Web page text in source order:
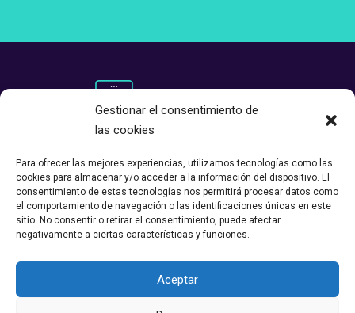
Gestionar el consentimiento de
las cookies
Para ofrecer las mejores experiencias, utilizamos tecnologías como las
cookies para almacenar y/o acceder a la información del dispositivo. El
consentimiento de estas tecnologías nos permitirá procesar datos como
el comportamiento de navegación o las identificaciones únicas en este
sitio. No consentir o retirar el consentimiento, puede afectar
negativamente a ciertas características y funciones.
Aceptar
Ampliando Democracia © 2023 –Aviso legal–Política de privacidad–